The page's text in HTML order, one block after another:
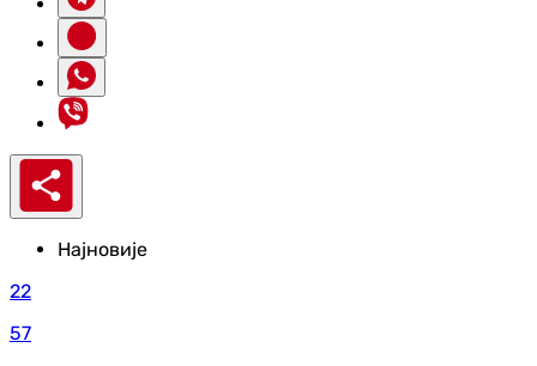
Најновије
22
57